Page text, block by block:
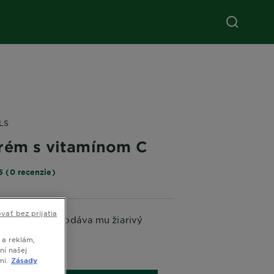
s vitamínom C
(0 recenzie)
okolie a dodáva mu žiarivý
ML
reklám,
našej
Zásady
bez prijatia